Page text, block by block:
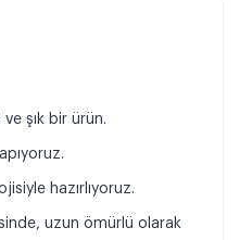
şık bir ürün.
hazırlıyoruz.
uzun ömürlü olarak